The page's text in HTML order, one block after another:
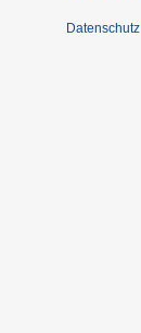
Datenschutz